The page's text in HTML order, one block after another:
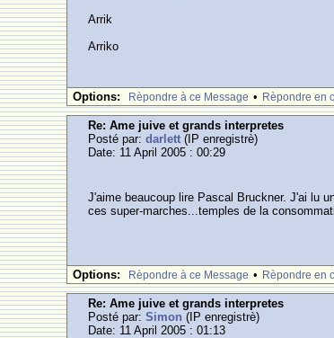
Arrik
Arriko
Options: Rèpondre à ce Message • Rèpondre en
Re: Ame juive et grands interpretes
Posté par:darlett (IP enregistrè)
Date: 11 April 2005 : 00:29
J'aime beaucoup lire Pascal Bruckner. J'ai lu
ces super-marches...temples de la
Options: Rèpondre à ce Message • Rèpondre en
Re: Ame juive et grands interpretes
Posté par:Simon (IP enregistrè)
Date: 11 April 2005 : 01:13